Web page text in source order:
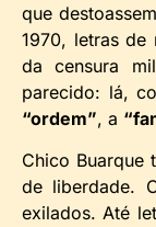
que
1970, letras de
da censura
parecido: lá,
“ordem”, a
Chico Buarque
de liberdade.
exilados. Até